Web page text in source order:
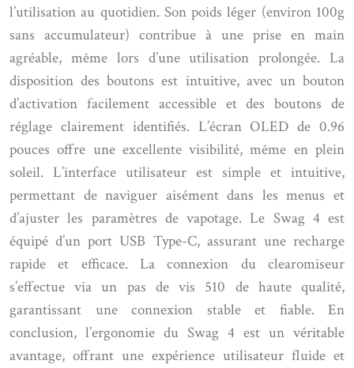
l’utilisation au quotidien. Son poids léger (environ 100g
sans accumulateur) contribue à une prise en main
agréable, même lors d’une utilisation prolongée. La
disposition des boutons est intuitive, avec un bouton
d’activation facilement accessible et des boutons de
réglage clairement identifiés. L’écran OLED de 0.96
pouces offre une excellente visibilité, même en plein
soleil. L’interface utilisateur est simple et intuitive,
permettant de naviguer aisément dans les menus et
d’ajuster les paramètres de vapotage. Le Swag 4 est
équipé d’un port USB Type-C, assurant une recharge
rapide et efficace. La connexion du clearomiseur
s’effectue via un pas de vis 510 de haute qualité,
garantissant une connexion stable et fiable. En
conclusion, l’ergonomie du Swag 4 est un véritable
avantage, offrant une expérience utilisateur fluide et